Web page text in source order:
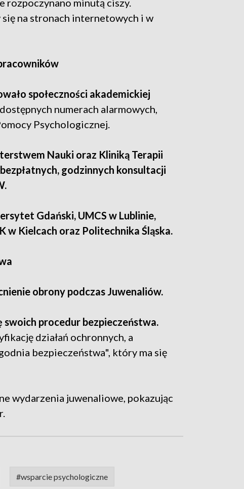
się na stronach internetowych i w
społeczności akademickiej
numerach alarmowych,
Psychologicznej.
Nauki oraz Kliniką Terapii
godzinnych konsultacji
Gdański, UMCS w Lublinie,
w Kielcach oraz Politechnika Śląska.
obrony podczas Juwenaliów.
swoich procedur bezpieczeństwa.
działań ochronnych, a
bezpieczeństwa", który ma się
wydarzenia juwenaliowe, pokazując
#wsparcie psychologiczne